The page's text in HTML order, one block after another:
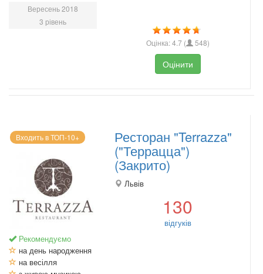
Вересень 2018
3 рівень
Оцінка:4.7 ( 548)
Оцінити
Входить в ТОП-10+
Рекомендуємо
на день народження
на весілля
Ресторан "Terrazza"
("Террацца")
(Закрито)
Львів
130
відгуків